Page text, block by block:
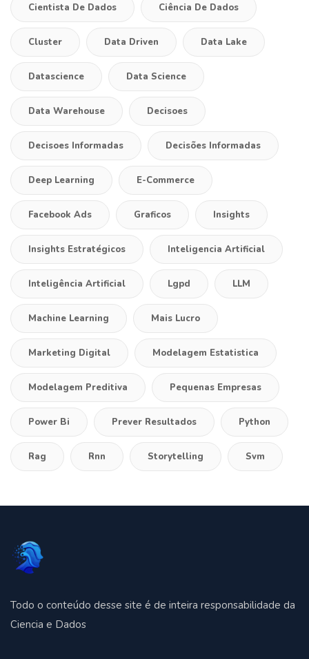
Cientista De Dados Ciência De Dados
Cluster Data Driven Data Lake
Datascience Data Science
Data Warehouse Decisoes
Decisoes Informadas Decisões Informadas
Deep Learning E-Commerce
Facebook Ads Graficos Insights
Insights Estratégicos Inteligencia Artificial
Inteligência Artificial Lgpd LLM
Machine Learning Mais Lucro
Marketing Digital Modelagem Estatistica
Modelagem Preditiva Pequenas Empresas
Power Bi Prever Resultados Python
Rag Rnn Storytelling Svm
Todo o conteúdo desse site é de inteira responsabilidade da
Ciencia e Dados